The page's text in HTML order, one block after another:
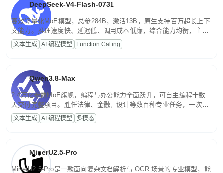
DeepSeek-V4-Flash-0731
高效轻量化MoE模型，总参284B，激活13B，原生支持百万超长上下
文能力。推理速度快、延迟低、调用成本低廉，综合能力均衡，主打
高并发、轻量化任务，适合日常对话、内容创作、基础 RAG、批量
文案处理等普惠刚需场景。
文本生成 AI 编程模型 Function Calling
Qwen3.8-Max
2.4万亿参数MoE旗舰，编程与办公能力全面跃升，可自主编程十数
天交付完整项目。胜任法律、金融、设计等数百种专业任务，一次对
话端到端交付生产级成果。原生视觉理解贯穿规划、执行与验证全流
程，支持超长文档与长视频的深度语义解析。长程任务中自主规划与
文本生成 AI 编程模型 多模态
MinerU2.5-Pro
MinerU2.5-Pro是一款面向复杂文档解析与 OCR 场景的专业模型，能